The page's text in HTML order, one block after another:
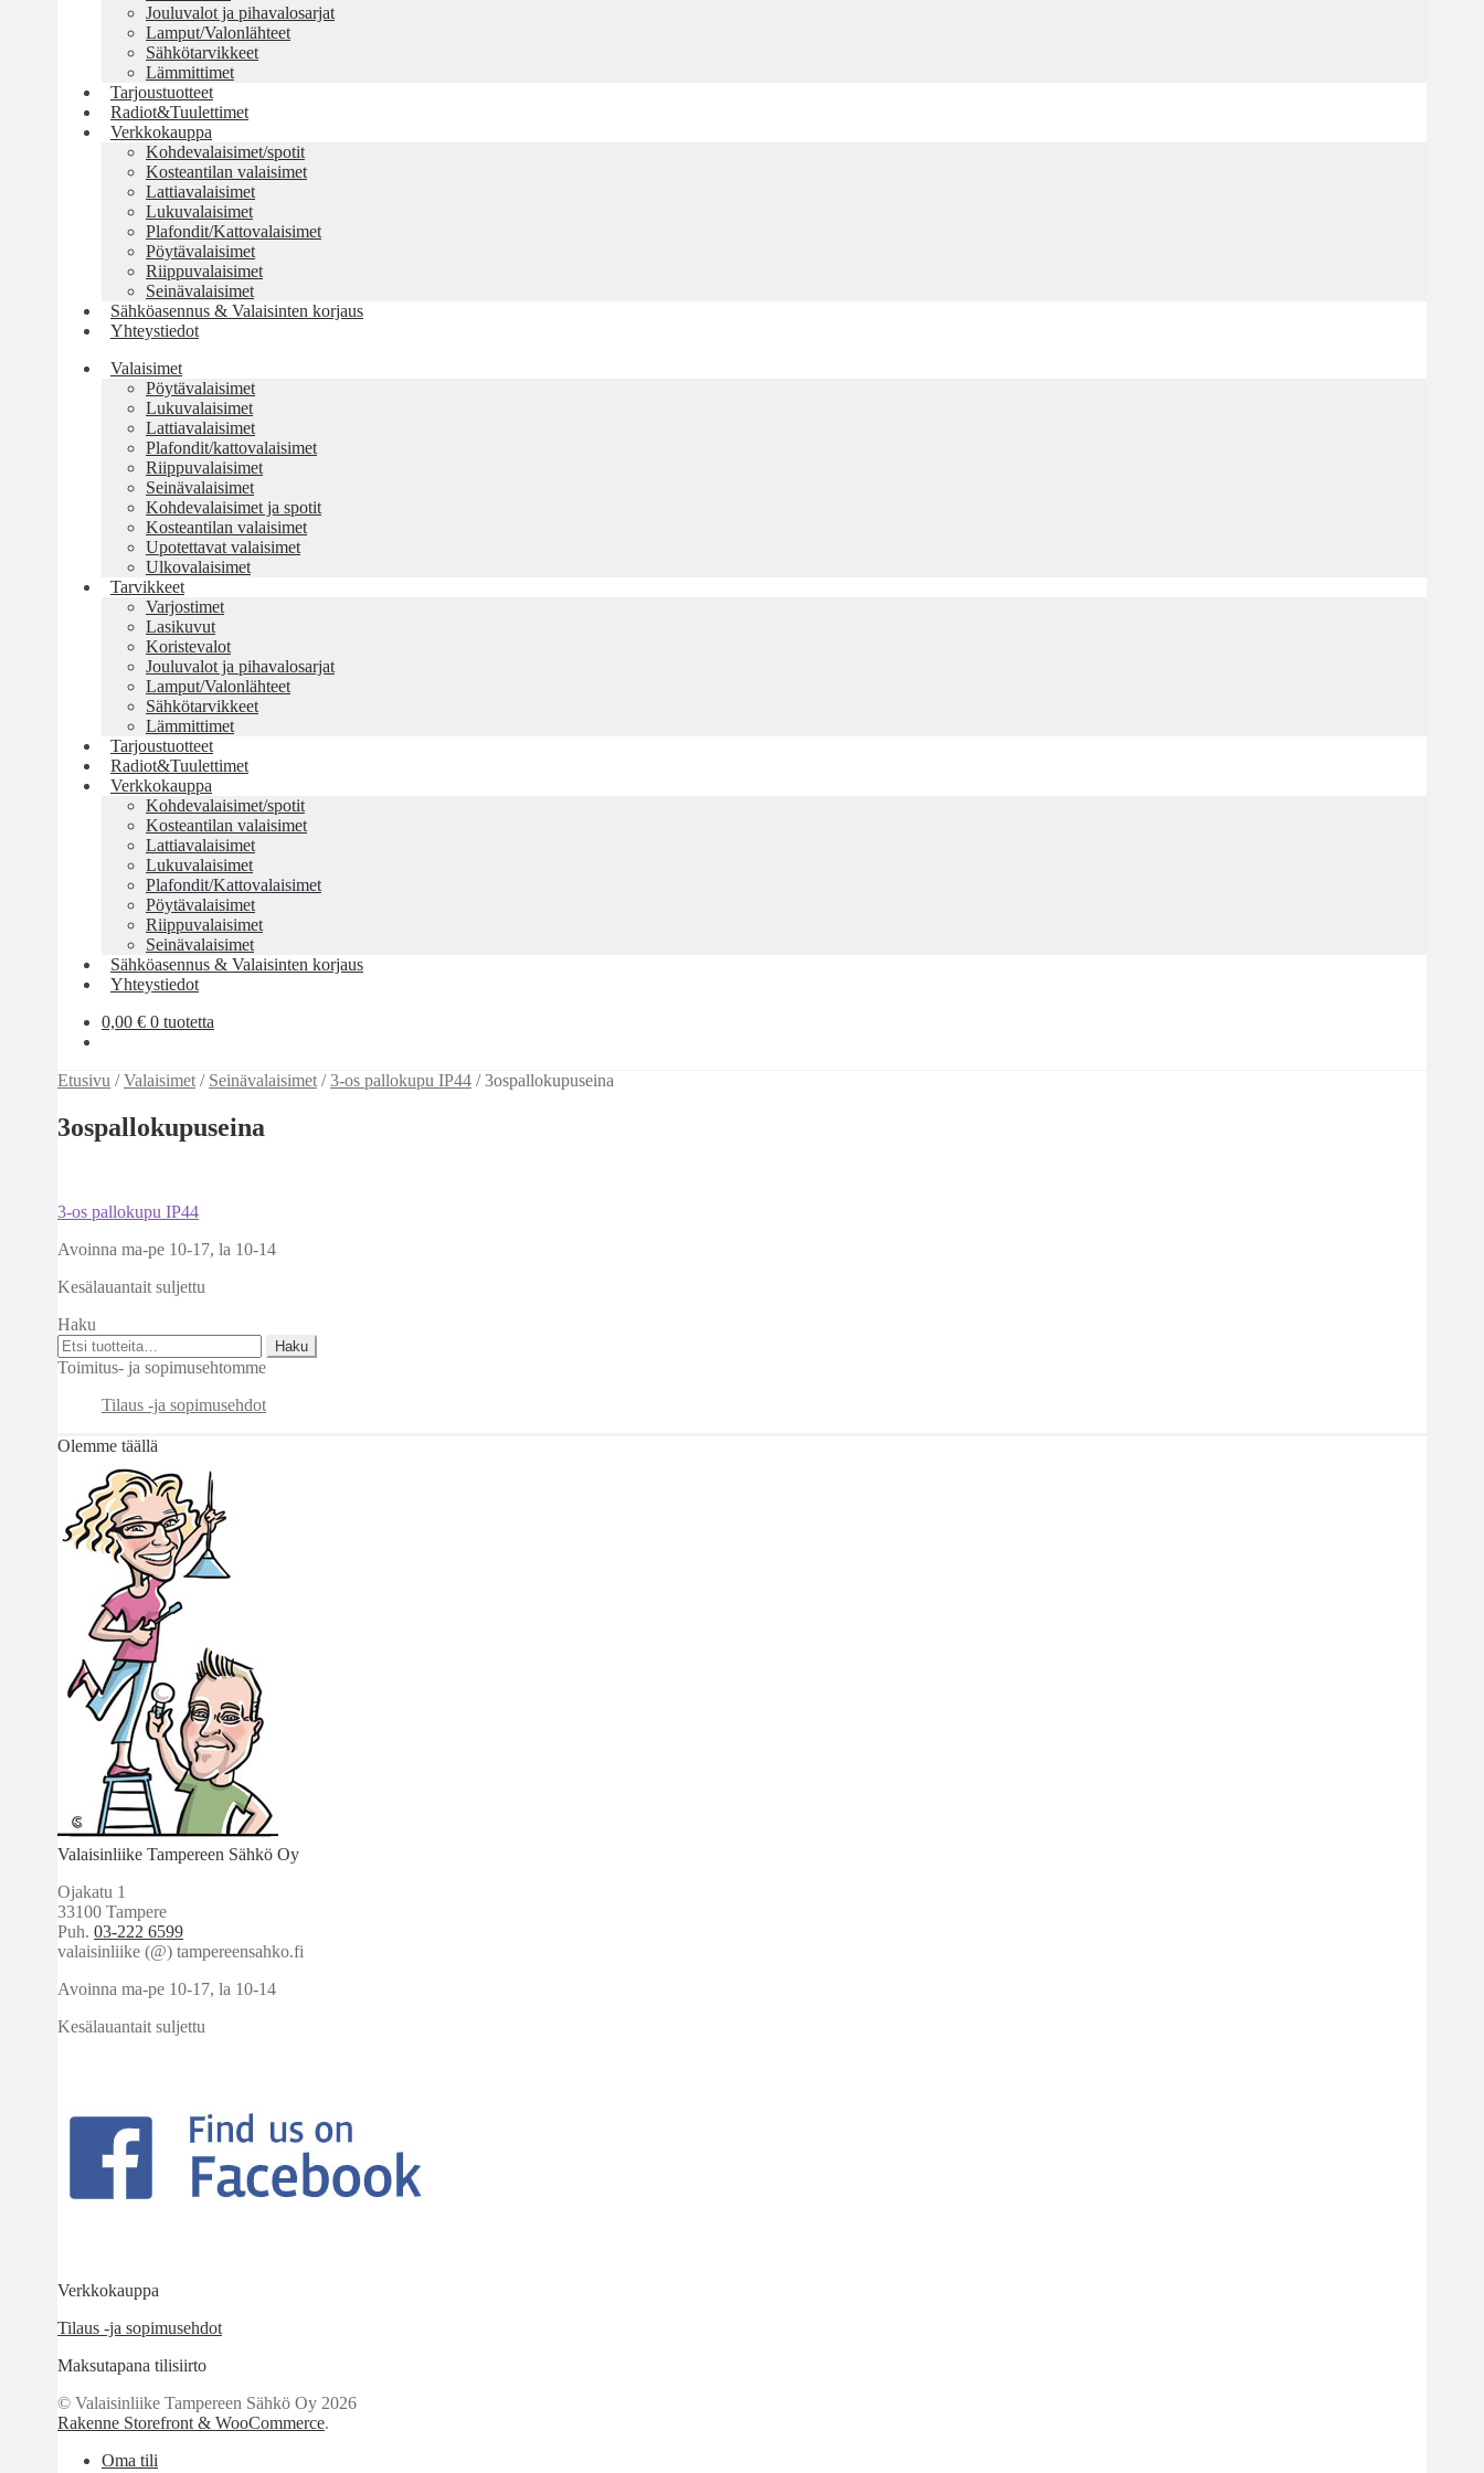
Jouluvalot ja pihavalosarjat
Lamput/Valonlähteet
Sähkötarvikkeet
Lämmittimet
Tarjoustuotteet
Radiot&Tuulettimet
Verkkokauppa
Kohdevalaisimet/spotit
Kosteantilan valaisimet
Lattiavalaisimet
Lukuvalaisimet
Plafondit/Kattovalaisimet
Pöytävalaisimet
Riippuvalaisimet
Seinävalaisimet
Sähköasennus & Valaisinten korjaus
Yhteystiedot
Valaisimet
Pöytävalaisimet
Lukuvalaisimet
Lattiavalaisimet
Plafondit/kattovalaisimet
Riippuvalaisimet
Seinävalaisimet
Kohdevalaisimet ja spotit
Kosteantilan valaisimet
Upotettavat valaisimet
Ulkovalaisimet
Tarvikkeet
Varjostimet
Lasikuvut
Koristevalot
Jouluvalot ja pihavalosarjat
Lamput/Valonlähteet
Sähkötarvikkeet
Lämmittimet
Tarjoustuotteet
Radiot&Tuulettimet
Verkkokauppa
Kohdevalaisimet/spotit
Kosteantilan valaisimet
Lattiavalaisimet
Lukuvalaisimet
Plafondit/Kattovalaisimet
Pöytävalaisimet
Riippuvalaisimet
Seinävalaisimet
Sähköasennus & Valaisinten korjaus
Yhteystiedot
0,00 € 0 tuotetta
Etusivu /Valaisimet / Seinävalaisimet /3-os pallokupu IP44 /3ospallokupuseina
3ospallokupuseina
Artikkelien
selaus
Edellinen
3-os pallokupu IP44
Avoinna ma-pe 10-17, la 10-14
Kesälauantait suljettu
Haku
Etsi:
Haku
Toimitus- ja sopimusehtomme
Tilaus -ja sopimusehdot
Olemme täällä
Valaisinliike Tampereen Sähkö Oy
Ojakatu 1
33100 Tampere
Puh. 03-222 6599
valaisinliike (@) tampereensahko.fi
Avoinna ma-pe 10-17, la 10-14
Kesälauantait suljettu
Verkkokauppa
Tilaus -ja sopimusehdot
Maksutapana tilisiirto
© Valaisinliike Tampereen Sähkö Oy 2026
Rakenne Storefront & WooCommerce.
Oma tili